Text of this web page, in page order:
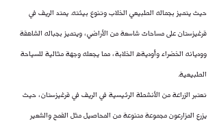
حيث يتميز بجماله الطبيعي الخلاب وتنوع بيئته. يمتد الريف في
قرغيزستان على مساحات شاسعة من الأراضي، ويتميز بجباله الشاهقة
ووديانه الخضراء وأوديةه الخلابة، مما يجعله وجهة مثالية للسياحة
الطبيعية.
تعتبر الزراعة من الأنشطة الرئيسية في الريف في قرغيزستان، حيث
يزرع المزارعون مجموعة متنوعة من المحاصيل مثل القمح والشعير